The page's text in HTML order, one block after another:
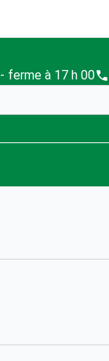
- ferme à 17 h 00